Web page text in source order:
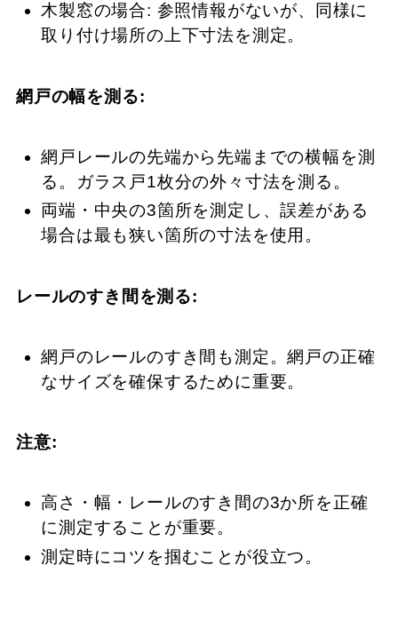
木製窓の場合: 参照情報がないが、同様に
取り付け場所の上下寸法を測定。
網戸の幅を測る:
網戸レールの先端から先端までの横幅を測
る。ガラス戸1枚分の外々寸法を測る。
両端・中央の3箇所を測定し、誤差がある
場合は最も狭い箇所の寸法を使用。
レールのすき間を測る:
網戸のレールのすき間も測定。網戸の正確
なサイズを確保するために重要。
注意:
高さ・幅・レールのすき間の3か所を正確
に測定することが重要。
測定時にコツを掴むことが役立つ。